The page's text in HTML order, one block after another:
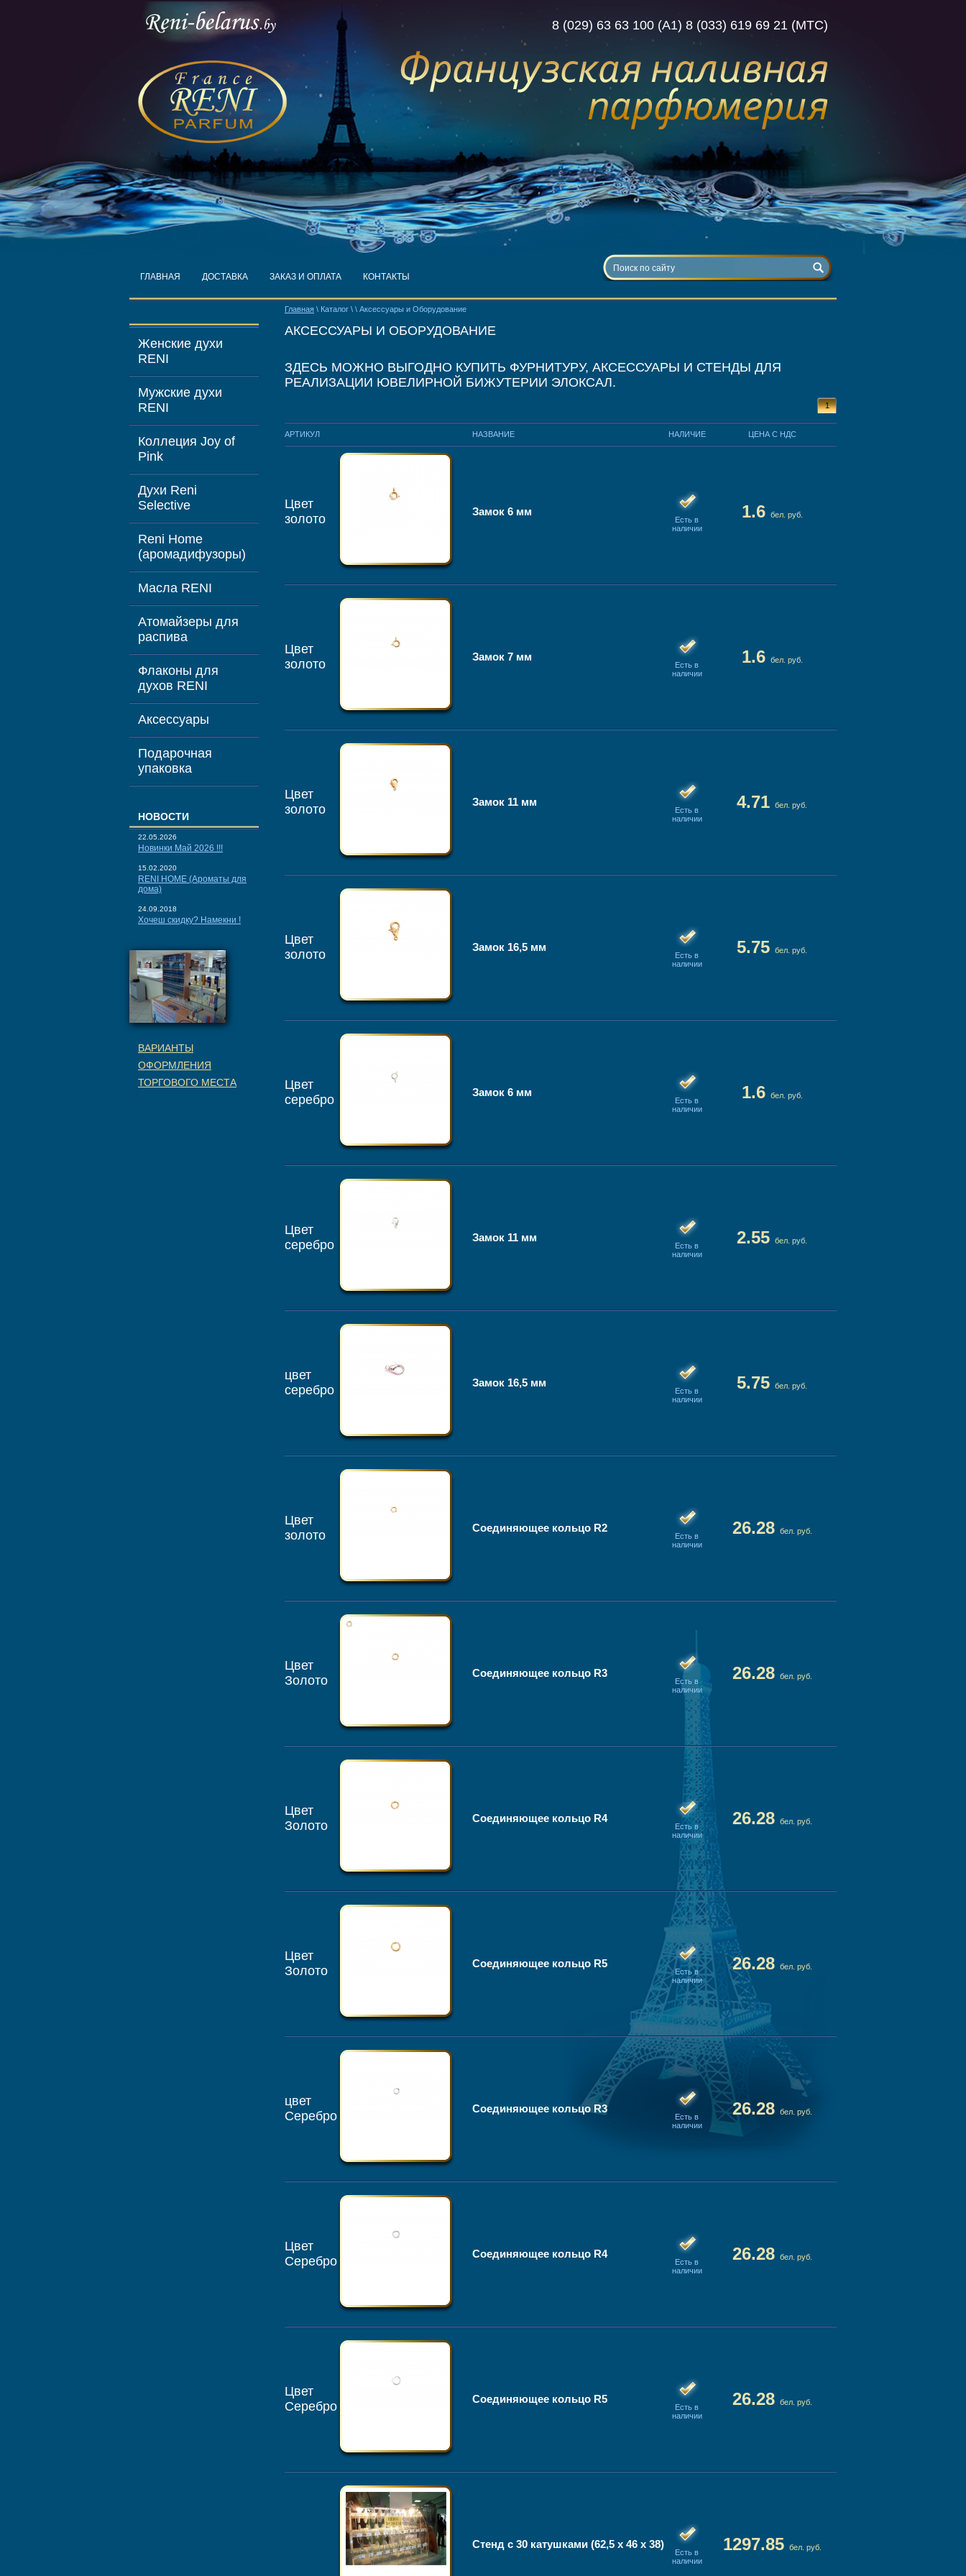
8 (029) 63 63 100 (А1) 8 (033) 619 69 21 (МТС)
ГЛАВНАЯ ДОСТАВКА ЗАКАЗ И ОПЛАТА КОНТАКТЫ
Женские духи
RENI
Мужские духи
RENI
Коллеция Joy of
Pink
Духи Reni
Selective
Reni Home
(аромадифузоры)
Масла RENI
Атомайзеры для
распива
Флаконы для
духов RENI
Аксессуары
Подарочная
упаковка
НОВОСТИ
22.05.2026
Новинки Май 2026 !!!
15.02.2020
RENI HOME (Ароматы для
дома)
24.09.2018
Хочеш скидку? Намекни !
ВАРИАНТЫ
ОФОРМЛЕНИЯ
ТОРГОВОГО МЕСТА
Главная \ Каталог \ \ Аксессуары и Оборудование
АКСЕССУАРЫ И ОБОРУДОВАНИЕ
ЗДЕСЬ МОЖНО ВЫГОДНО КУПИТЬ ФУРНИТУРУ, АКСЕССУАРЫ И СТЕНДЫ ДЛЯ
РЕАЛИЗАЦИИ ЮВЕЛИРНОЙ БИЖУТЕРИИ ЭЛОКСАЛ.
1
АРТИКУЛ НАЗВАНИЕ НАЛИЧИЕ ЦЕНА С НДС
Цвет
золото
Замок 6 мм
Есть в
наличии
1.6 бел. руб.
Цвет
золото
Замок 7 мм
Есть в
наличии
1.6 бел. руб.
Цвет
золото
Замок 11 мм
Есть в
наличии
4.71 бел. руб.
Цвет
золото
Замок 16,5 мм
Есть в
наличии
5.75 бел. руб.
Цвет
серебро
Замок 6 мм
Есть в
наличии
1.6 бел. руб.
Цвет
серебро
Замок 11 мм
Есть в
наличии
2.55 бел. руб.
цвет
серебро
Замок 16,5 мм
Есть в
наличии
5.75 бел. руб.
Цвет
золото
Соединяющее кольцо R2
Есть в
наличии
26.28 бел. руб.
Цвет
Золото
Соединяющее кольцо R3
Есть в
наличии
26.28 бел. руб.
Цвет
Золото
Соединяющее кольцо R4
Есть в
наличии
26.28 бел. руб.
Цвет
Золото
Соединяющее кольцо R5
Есть в
наличии
26.28 бел. руб.
цвет
Серебро
Соединяющее кольцо R3
Есть в
наличии
26.28 бел. руб.
Цвет
Серебро
Соединяющее кольцо R4
Есть в
наличии
26.28 бел. руб.
Цвет
Серебро
Соединяющее кольцо R5
Есть в
наличии
26.28 бел. руб.
Стенд с 30 катушками (62,5 х 46 х 38)
Есть в
наличии
1297.85 бел. руб.